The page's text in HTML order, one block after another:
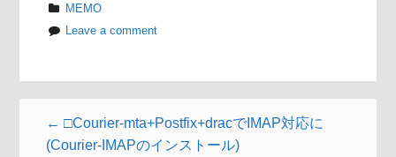
MEMO
Leave a comment
← □Courier-mta+Postfix+dracでIMAP対応に
(Courier-IMAPのインストール)